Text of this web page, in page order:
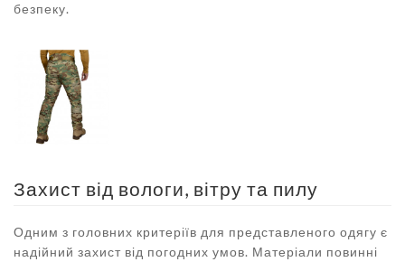
безпеку.
Захист від вологи, вітру та пилу
Одним з головних критеріїв для представленого одягу є
надійний захист від погодних умов. Матеріали повинні